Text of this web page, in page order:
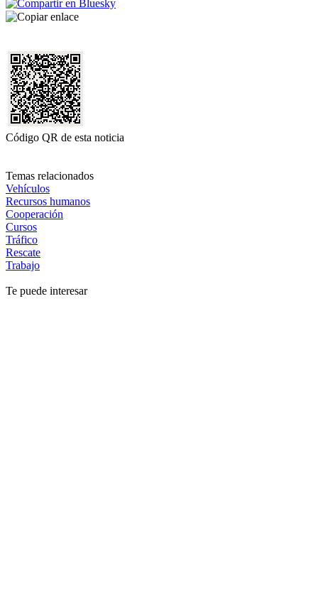
Código QR de esta noticia
Temas relacionados
Vehículos
Recursos humanos
Cooperación
Cursos
Tráfico
Rescate
Trabajo
Te puede interesar